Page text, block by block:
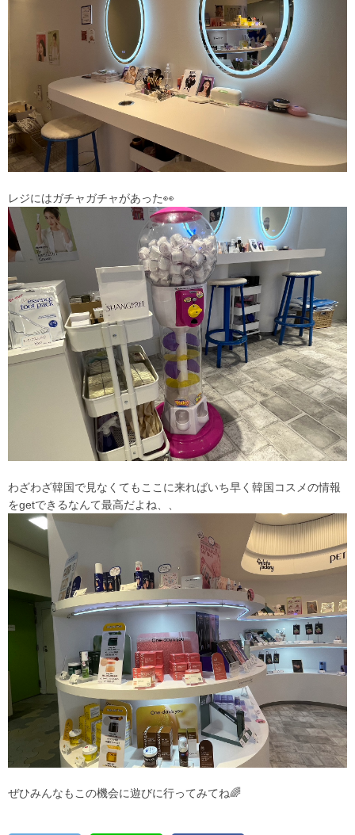
レジにはガチャガチャがあった👀
わざわざ韓国で見なくてもここに来ればいち早く韓国コスメの情報
をgetできるなんて最高だよね、、
ぜひみんなもこの機会に遊びに行ってみてね🌈